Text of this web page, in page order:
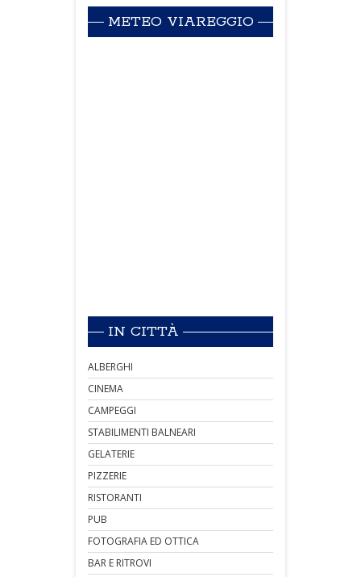
METEO VIAREGGIO
IN CITTÀ
ALBERGHI
CINEMA
CAMPEGGI
STABILIMENTI BALNEARI
GELATERIE
PIZZERIE
RISTORANTI
PUB
FOTOGRAFIA ED OTTICA
BAR E RITROVI